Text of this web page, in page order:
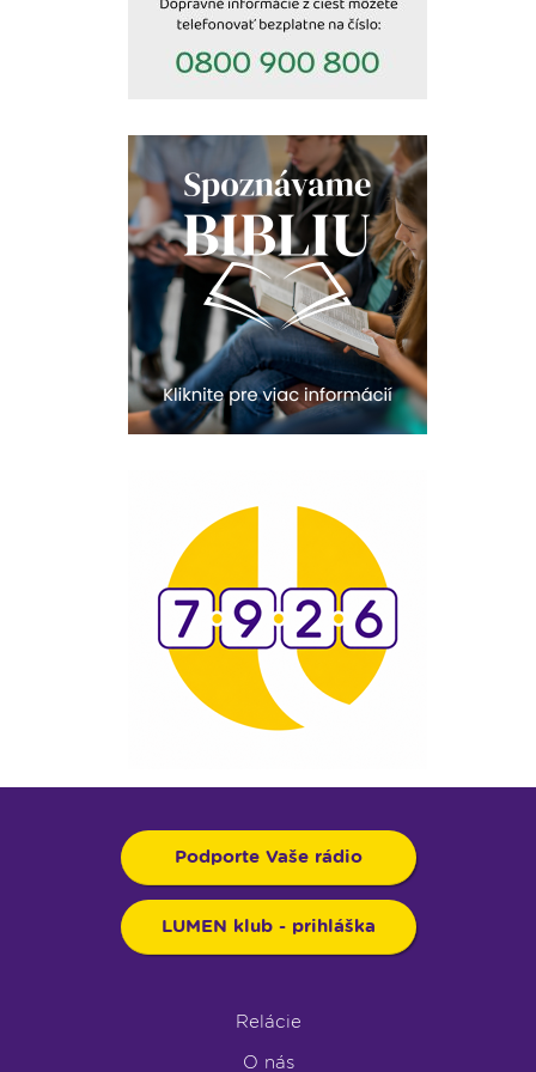
Podporte Vaše rádio
LUMEN klub - prihláška
Relácie
O nás